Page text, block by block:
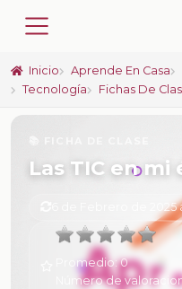
Inicio Aprende En Casa
Tecnología
Fichas De
Las TIC en
6 de Febrero de 2025
Promedio:0
Número de